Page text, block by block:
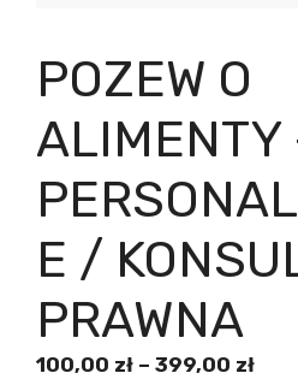
POZEW O
ALIMENTY
E /
PRAWNA
100,00 zł – 399,00 zł